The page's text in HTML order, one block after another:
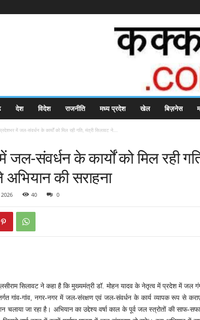
देश विदेश राजनीति मध्य प्रदेश खेल बिज़नेस
प्रदेशभर में जल-संवर्धन के कार्यों को मिल रही गति, मंत्री सिलावट ने...
जल-संवर्धन के कार्यों को मिल रही
अभियान की सराहना
40 0
सिलावट ने कहा है कि मुख्यमंत्री डॉ. मोहन यादव के नेतृत्व में प्रदेश में जल
गांव-गांव, नगर-नगर में जल-संरक्षण एवं जल-संवर्धन के कार्य व्यापक रूप से
चलाया जा रहा है। अभियान का उद्देश्य वर्षा काल के पूर्व जल स्त्रोतों की साफ-